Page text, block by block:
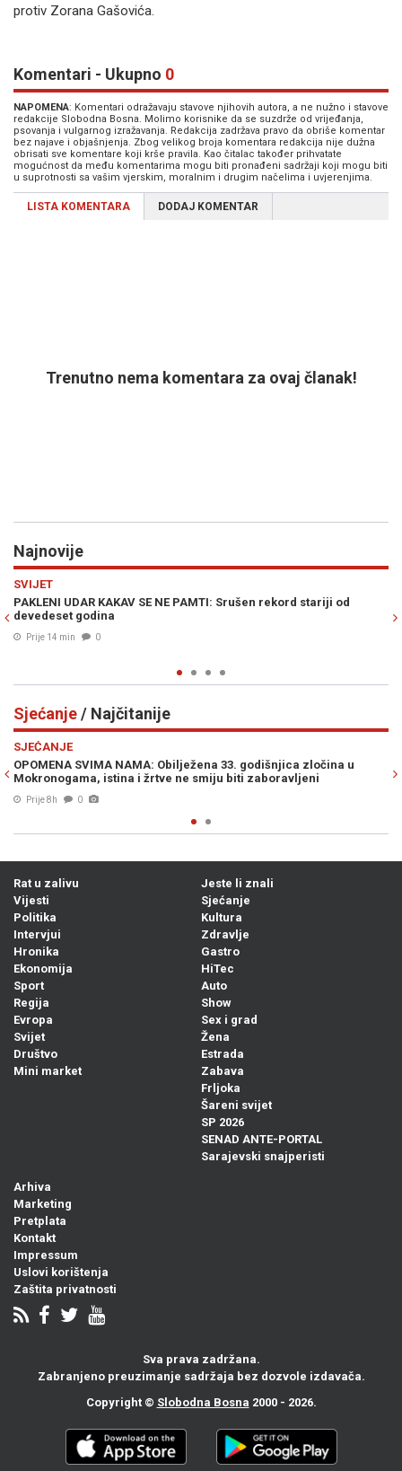
protiv Zorana Gašovića.
Komentari - Ukupno 0
NAPOMENA: Komentari odražavaju stavove njihovih autora, a ne nužno i stavove
redakcije Slobodna Bosna. Molimo korisnike da se suzdrže od vrijeđanja,
psovanja i vulgarnog izražavanja. Redakcija zadržava pravo da obriše komentar
bez najave i objašnjenja. Zbog velikog broja komentara redakcija nije dužna
obrisati sve komentare koji krše pravila. Kao čitalac također prihvatate
mogućnost da među komentarima mogu biti pronađeni sadržaji koji mogu biti
u suprotnosti sa vašim vjerskim, moralnim i drugim načelima i uvjerenjima.
LISTA KOMENTARA DODAJ KOMENTAR
Trenutno nema komentara za ovaj članak!
Najnovije
SVIJET
PAKLENI UDAR KAKAV SE NE PAMTI: Srušen rekord stariji od
devedeset godina
Prije 14 min 0
Sjećanje/ Najčitanije
SJEĆANJE
OPOMENA SVIMA NAMA: Obilježena 33. godišnjica zločina u
Mokronogama, istina i žrtve ne smiju biti zaboravljeni
Prije 8h 0
Previous
Rat u zalivu
Vijesti
Politika
Intervjui
Hronika
Ekonomija
Sport
Regija
Evropa
Svijet
Društvo
Mini market
Jeste li znali
Sjećanje
Kultura
Zdravlje
Gastro
HiTec
Auto
Show
Sex i grad
Žena
Estrada
Zabava
Frljoka
Šareni svijet
SP 2026
SENAD ANTE-PORTAL
Sarajevski snajperisti
Arhiva
Marketing
Pretplata
Kontakt
Impressum
Uslovi korištenja
Zaštita privatnosti
Sva prava zadržana.
Zabranjeno preuzimanje sadržaja bez dozvole izdavača.
Copyright © Slobodna Bosna 2000 - 2026.